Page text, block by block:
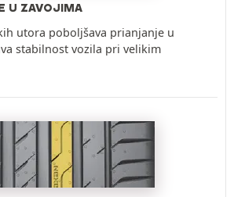
U ZAVOJIMA
utora poboljšava prianjanje u
stabilnost vozila pri velikim